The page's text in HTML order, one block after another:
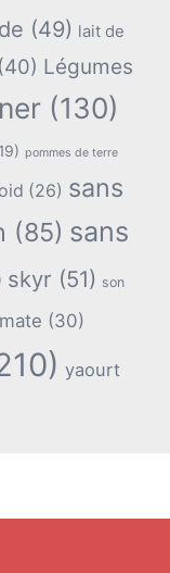
(49) lait de
(40) Légumes
(130)
pommes de terre
(26) sans
(85) sans
skyr (51) son
(30)
yaourt